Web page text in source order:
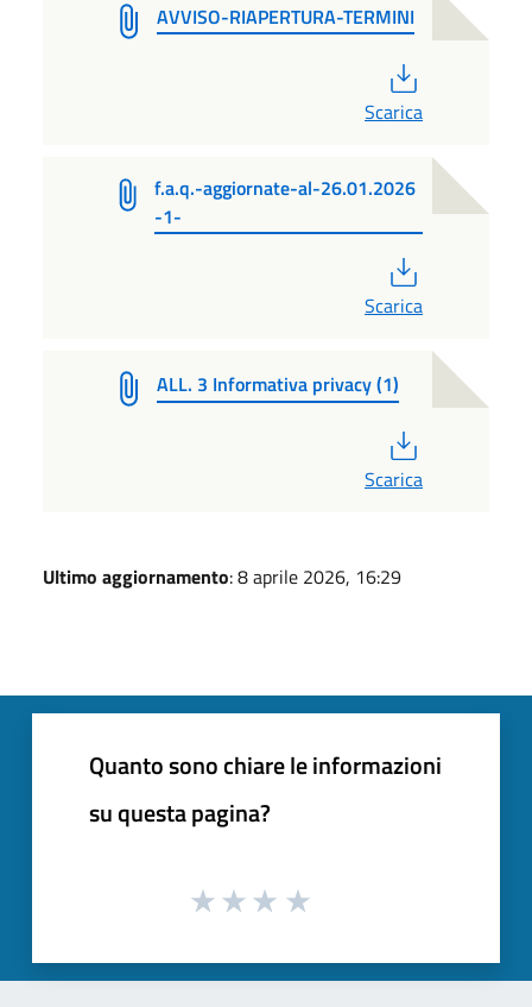
AVVISO-RIAPERTURA-TERMINI
Scarica
f.a.q.-aggiornate-al-26.01.2026
-1-
Scarica
ALL. 3 Informativa privacy (1)
Scarica
Ultimo aggiornamento: 8 aprile 2026, 16:29
Quanto sono chiare le informazioni
su questa pagina?